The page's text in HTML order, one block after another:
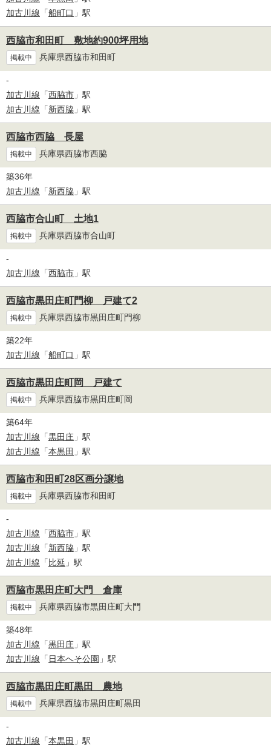
加古川線 「船町口 」駅
西脇市和田町 敷地約900坪用地
掲載中 兵庫県西脇市和田町
-
加古川線 「西脇市 」駅
加古川線 「新西脇 」駅
西脇市西脇 長屋
掲載中 兵庫県西脇市西脇
築36年
加古川線 「新西脇 」駅
西脇市合山町 土地1
掲載中 兵庫県西脇市合山町
-
加古川線 「西脇市 」駅
西脇市黒田庄町門柳 戸建て2
掲載中 兵庫県西脇市黒田庄町門柳
築22年
加古川線 「船町口 」駅
西脇市黒田庄町岡 戸建て
掲載中 兵庫県西脇市黒田庄町岡
築64年
加古川線 「黒田庄 」駅
加古川線 「本黒田 」駅
西脇市和田町28区画分譲地
掲載中 兵庫県西脇市和田町
-
加古川線 「西脇市 」駅
加古川線 「新西脇 」駅
加古川線 「比延 」駅
西脇市黒田庄町大門 倉庫
掲載中 兵庫県西脇市黒田庄町大門
築48年
加古川線 「黒田庄 」駅
加古川線 「日本へそ公園 」駅
西脇市黒田庄町黒田 農地
掲載中 兵庫県西脇市黒田庄町黒田
-
加古川線 「本黒田 」駅